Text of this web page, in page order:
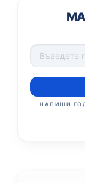
НАПИШИ